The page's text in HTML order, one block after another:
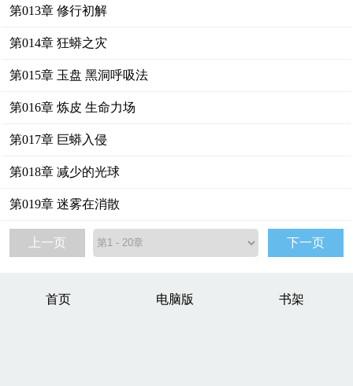
第013章 修行初解
第014章 狂蟒之灾
第015章 玉盘 黑洞呼吸法
第016章 炼皮 生命力场
第017章 巨蟒入侵
第018章 减少的光球
第019章 迷雾在消散
上一页 下一页
首页 电脑版 书架